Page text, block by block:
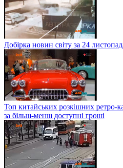
Добірка новин світу за 24
Топ китайських розкішних ретро-
за більш-менш доступні гроші